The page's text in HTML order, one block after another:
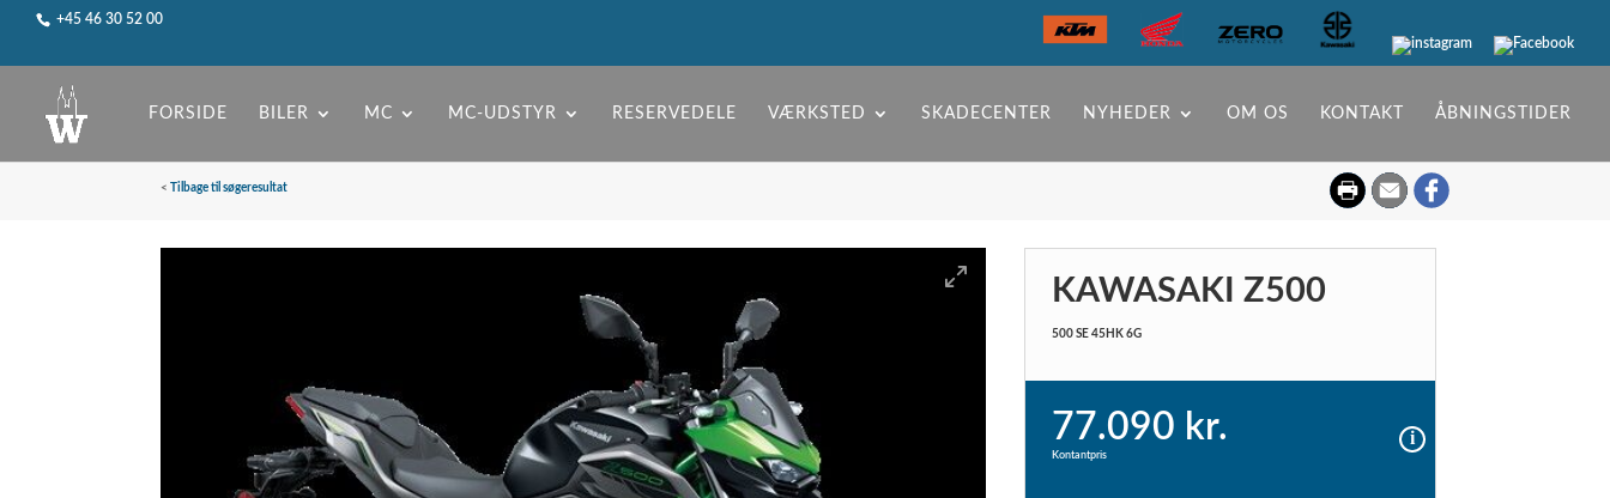
+45 46 30 52 00
FORSIDE BILER MC MC-UDSTYR RESERVEDELE VÆRKSTED SKADECENTER NYHEDER OM OS KONTAKT ÅBNINGSTIDER
< Tilbage til søgeresultat
KAWASAKI Z500
500 SE 45HK 6G
77.090 kr.
Kontantpris